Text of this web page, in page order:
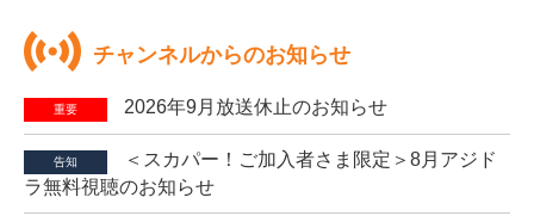
チャンネルからのお知らせ
重要 2026年9月放送休止のお知らせ
告知
＜スカパー！ご加入者さま限定＞8月アジド
ラ無料視聴のお知らせ